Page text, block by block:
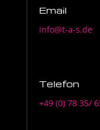
Email
info@t-a-s.de
Telefon
+49 (0) 78 35/